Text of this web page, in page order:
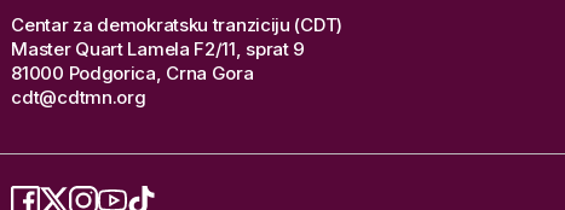
Centar za demokratsku tranziciju (CDT)
Master Quart Lamela F2/11, sprat 9
81000 Podgorica, Crna Gora
cdt@cdtmn.org